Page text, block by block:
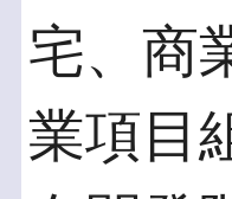
宅、商
業項目